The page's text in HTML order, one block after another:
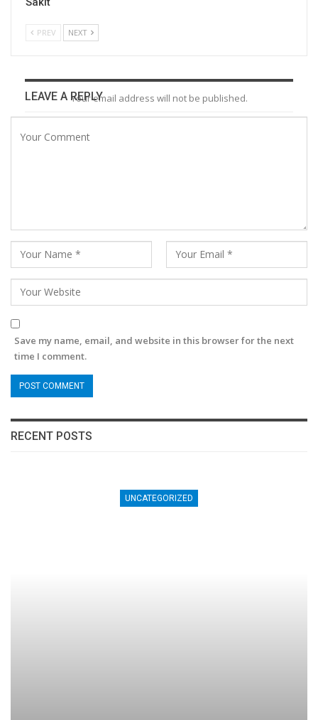
PREV NEXT
LEAVE A REPLYYour email address will not be published.
Save my name, email, and website in this browser for the next
time I comment.
RECENT POSTS
UNCATEGORIZED